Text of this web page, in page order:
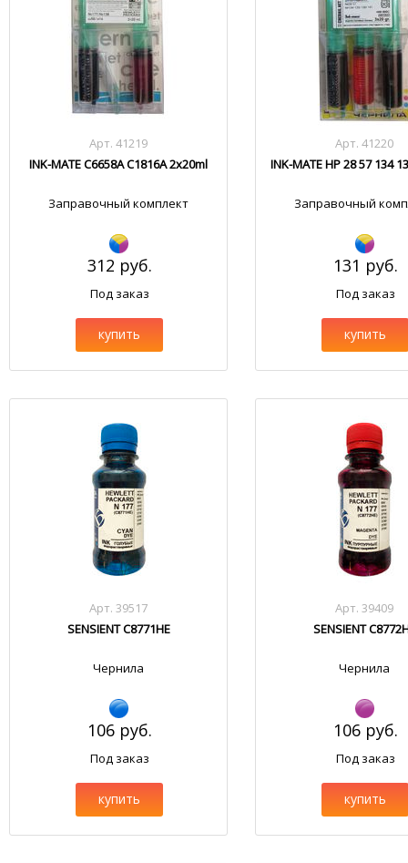
Арт. 41219
INK-MATE C6658A C1816A 2x20ml
Заправочный комплект
312 руб.
Под заказ
купить
Арт. 41220
INK-MATE HP 28 57 134
Заправочный
131 руб.
Под заказ
купить
Арт. 39517
SENSIENT C8771HE
Чернила
106 руб.
Под заказ
купить
Арт. 39409
SENSIENT
Чернила
106 руб.
Под заказ
купить